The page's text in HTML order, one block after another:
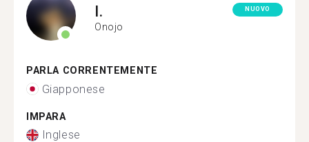
I.
Onojo
NUOVO
PARLA CORRENTEMENTE
Giapponese
IMPARA
Inglese